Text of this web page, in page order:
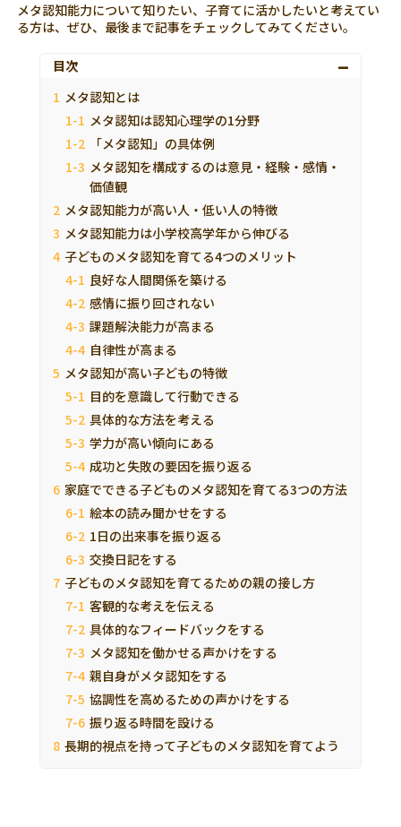
メタ認知能力について知りたい、子育てに活かしたいと考えてい
る方は、ぜひ、最後まで記事をチェックしてみてください。
目次
メタ認知とは
メタ認知は認知心理学の1分野
「メタ認知」の具体例
メタ認知を構成するのは意見・経験・感情・
価値観
メタ認知能力が高い人・低い人の特徴
メタ認知能力は小学校高学年から伸びる
子どものメタ認知を育てる4つのメリット
良好な人間関係を築ける
感情に振り回されない
課題解決能力が高まる
自律性が高まる
メタ認知が高い子どもの特徴
目的を意識して行動できる
具体的な方法を考える
学力が高い傾向にある
成功と失敗の要因を振り返る
家庭でできる子どものメタ認知を育てる3つの方法
絵本の読み聞かせをする
1日の出来事を振り返る
交換日記をする
子どものメタ認知を育てるための親の接し方
客観的な考えを伝える
具体的なフィードバックをする
メタ認知を働かせる声かけをする
親自身がメタ認知をする
協調性を高めるための声かけをする
振り返る時間を設ける
長期的視点を持って子どものメタ認知を育てよう